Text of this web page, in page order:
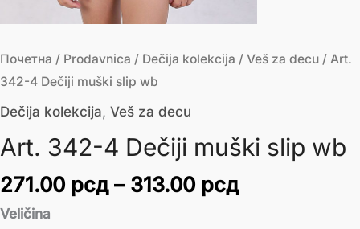
Почетна / Prodavnica / Dečija kolekcija / Veš za decu / Art.
342-4 Dečiji muški slip wb
Dečija kolekcija, Veš za decu
Art. 342-4 Dečiji muški slip wb
271.00 рсд – 313.00 рсд
Veličina